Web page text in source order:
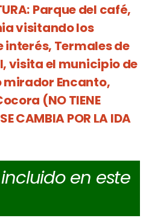
Parque del café,
visitando los
Termales de
visita el municipio de
Encanto,
(NO TIENE
CAMBIA POR LA IDA
en este